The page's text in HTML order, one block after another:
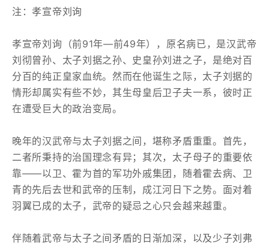
注：孝宣帝刘询
孝宣帝刘询（前91年—前49年），原名病已，是汉武帝
刘彻曾孙、太子刘据之孙、史皇孙刘进之子，是绝对百
分百的纯正皇家血统。然而在他诞生之际，太子刘据的
情形却属实有些不妙，其生母皇后卫子夫一系，彼时正
在遭受巨大的政治变局。
晚年的汉武帝与太子刘据之间，堪称矛盾重重。首先，
二者所秉持的治国理念有异；其次，太子母子的重要依
靠——以卫、霍为首的军功外戚集团，随着霍去病、卫
青的先后去世和武帝的压制，成江河日下之势。面对着
羽翼已成的太子，武帝的疑忌之心只会越来越重。
伴随着武帝与太子之间矛盾的日渐加深，以及少子刘弗